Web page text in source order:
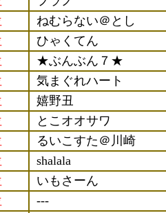
ねむらない＠とし
ひゃくてん
★ぶんぶん７★
気まぐれハート
嬉野丑
とこオオサワ
るいこすた＠川崎
shalala
いもさーん
---